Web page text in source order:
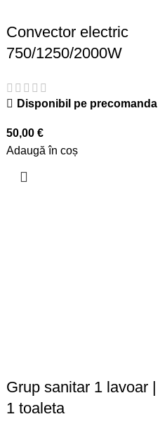
Convector electric
750/1250/2000W
Disponibil pe precomanda
50,00 €
Adaugă în coș
Grup sanitar 1 lavoar |
1 toaleta